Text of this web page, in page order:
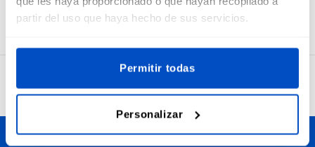
partir del uso que haya hecho de sus servicios.
Permitir todas
Personalizar
Volver
4.7 32,723 opiniones